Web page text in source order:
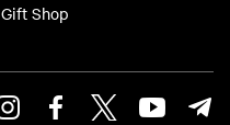
Gift Shop